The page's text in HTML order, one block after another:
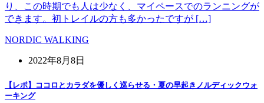
り、この時期でも人は少なく、マイペースでのランニングが
できます。初トレイルの方も多かったですが […]
NORDIC WALKING
2022年8月8日
【レポ】ココロとカラダを優しく巡らせる・夏の早起きノルディックウォ
ーキング